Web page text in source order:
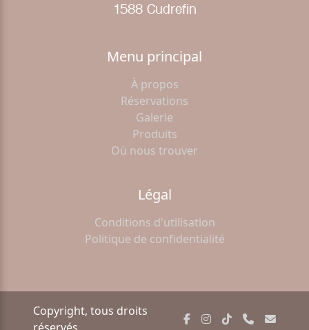
1588 Cudrefin
Menu principal
À propos
Réservations
Galerie
Produits
Où nous trouver
Légal
Conditions d'utilisation
Politique de confidentialité
Copyright, tous droits